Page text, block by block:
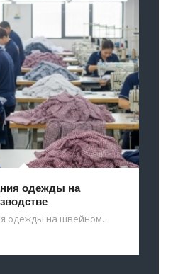
одежды на
одежды на швейном…